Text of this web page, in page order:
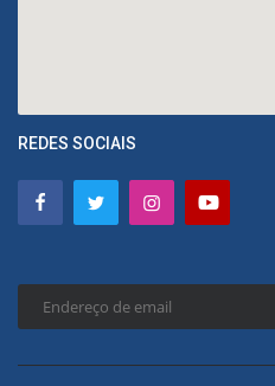
REDES SOCIAIS